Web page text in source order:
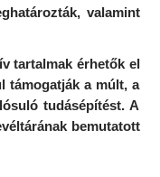
valamint
tartalmak érhetők el
támogatják a múlt, a
tudásépítést. A
bemutatott